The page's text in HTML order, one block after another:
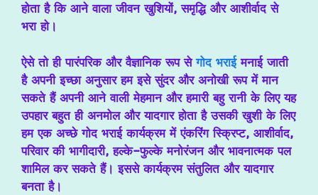
होता है कि आने वाला जीवन खुशियों, समृद्धि और आशीर्वाद से
भरा हो।
ऐसे तो ही पारंपरिक और वैज्ञानिक रूप सेगोद भराईमनाई जाती
है अपनी इच्छा अनुसार हम इसे सुंदर और अनोखी रूप में मान
सकते हैं अपनी आने वाली मेहमान और हमारी बहु रानी के लिए यह
उपहार बहुत ही अनमोल और यादगार होता है उसकी खुशी के लिए
हम एक अच्छे गोद भराई कार्यक्रम में एंकरिंग स्क्रिप्ट, आशीर्वाद,
परिवार की भागीदारी, हल्के-फुल्के मनोरंजन और भावनात्मक पल
शामिल कर सकते हैं। इससे कार्यक्रम संतुलित और यादगार
बनता है।